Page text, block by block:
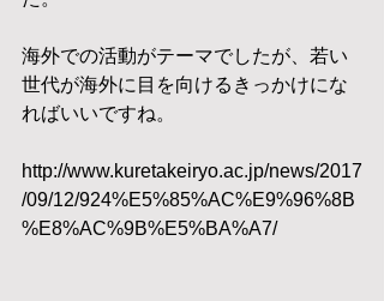
海外での活動がテーマでしたが、若い
世代が海外に目を向けるきっかけにな
ればいいですね。
http://www.kuretakeiryo.ac.jp/news/2017
/09/12/924%E5%85%AC%E9%96%8B
%E8%AC%9B%E5%BA%A7/